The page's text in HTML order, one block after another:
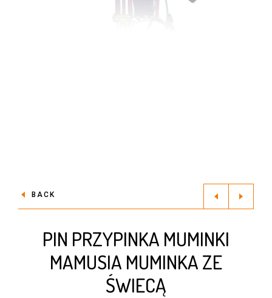
BACK
PIN PRZYPINKA MUMINKI
MAMUSIA MUMINKA ZE
ŚWIECĄ